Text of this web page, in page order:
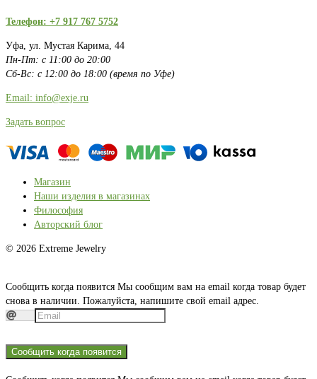
Телефон: +7 917 767 5752
Уфа, ул. Мустая Карима, 44
Пн-Пт: с 11:00 до 20:00
Сб-Вс: с 12:00 до 18:00 (время по Уфе)
Email: info@exje.ru
Задать вопрос
Магазин
Наши изделия в магазинах
Философия
Авторский блог
© 2026 Extreme Jewelry
Сообщить когда появится Мы сообщим вам на email когда товар будет
снова в наличии. Пожалуйста, напишите свой email адрес.
Сообщить когда появится